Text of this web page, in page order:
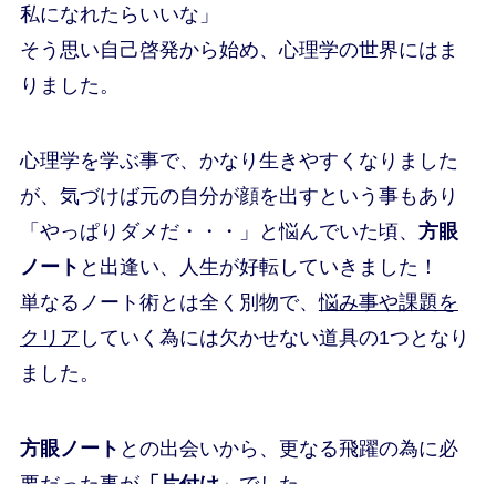
私になれたらいいな」
そう思い自己啓発から始め、心理学の世界にはま
りました。
心理学を学ぶ事で、かなり生きやすくなりました
が、気づけば元の自分が顔を出すという事もあり
「やっぱりダメだ・・・」と悩んでいた頃、 方眼
ノート と出逢い、人生が好転していきました！
単なるノート術とは全く別物で、悩み事や課題を
クリア していく為には欠かせない道具の1つとなり
ました。
方眼ノート との出会いから、更なる飛躍の為に必